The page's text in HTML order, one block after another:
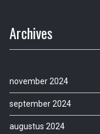
Archives
november 2024
september 2024
augustus 2024